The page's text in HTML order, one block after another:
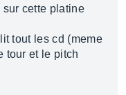
cette platine
tout les cd (meme
tour et le pitch